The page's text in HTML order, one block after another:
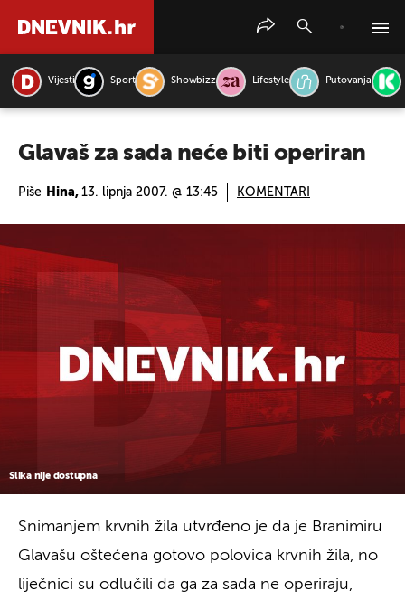
Vijesti Sport Showbizz Lifestyle Putovanja
Glavaš za sada neće biti operiran
Piše Hina, 13. lipnja 2007. @ 13:45 KOMENTARI
Slika nije dostupna
Snimanjem krvnih žila utvrđeno je da je Branimiru
Glavašu oštećena gotovo polovica krvnih žila, no
liječnici su odlučili da ga za sada ne operiraju,
PRETRAŽITE VIJESTI